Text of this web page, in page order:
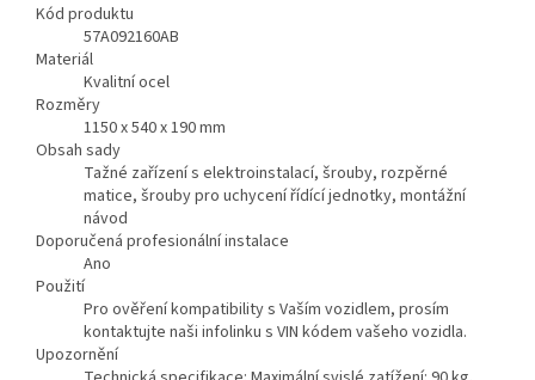
Kód produktu
57A092160AB
Materiál
Kvalitní ocel
Rozměry
1150 x 540 x 190 mm
Obsah sady
Tažné zařízení s elektroinstalací, šrouby, rozpěrné
matice, šrouby pro uchycení řídící jednotky, montážní
návod
Doporučená profesionální instalace
Ano
Použití
Pro ověření kompatibility s Vaším vozidlem, prosím
kontaktujte naši infolinku s VIN kódem vašeho vozidla.
Upozornění